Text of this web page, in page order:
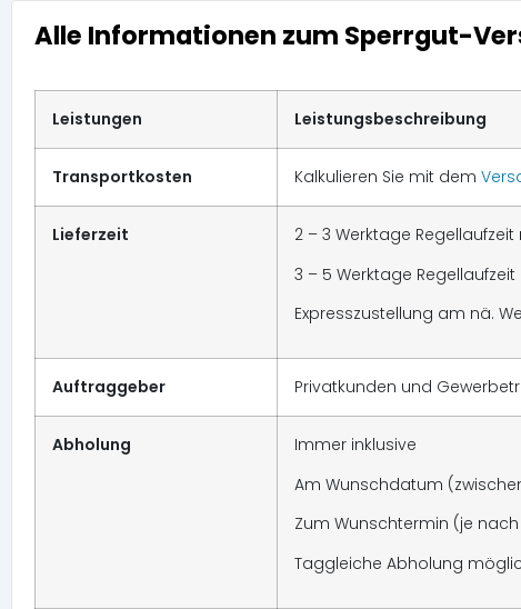
Alle Informationen zum Sperrgut-
Leistungen Leistungsbeschreibung
Transportkosten Kalkulieren Sie mit dem
Lieferzeit
2 – 3 Werktage
3 – 5 Werktage
Expresszustellung am nä.
Auftraggeber Privatkunden und
Abholung
Immer inklusive
Am Wunschdatum
Zum Wunschtermin (je
Taggleiche Abholung